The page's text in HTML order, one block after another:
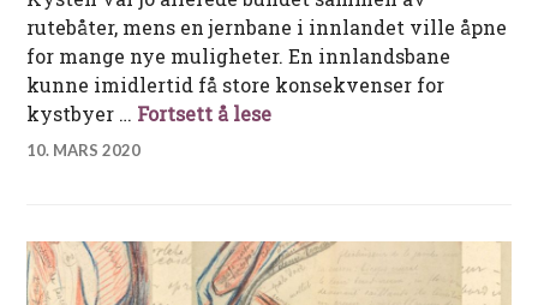
rutebåter, mens en jernbane i innlandet ville åpne
for mange nye muligheter. En innlandsbane
kunne imidlertid få store konsekvenser for
kystbyer … Fortsett å leseRisørbanen – jernbanen
10. MARS 2020